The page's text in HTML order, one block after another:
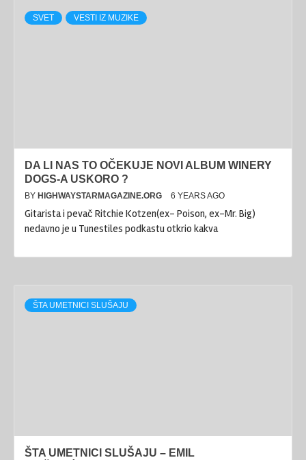
SVET VESTI IZ MUZIKE
DA LI NAS TO OČEKUJE NOVI ALBUM WINERY
DOGS-A USKORO ?
BY HIGHWAYSTARMAGAZINE.ORG 6 YEARS AGO
Gitarista i pevač Ritchie Kotzen(ex- Poison, ex-Mr. Big)
nedavno je u Tunestiles podkastu otkrio kakva
ŠTA UMETNICI SLUŠAJU
ŠTA UMETNICI SLUŠAJU – EMIL